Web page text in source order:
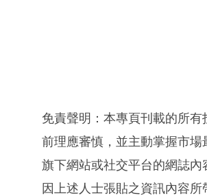
免責聲明：本專頁刊載的所
前理應審慎，並主動掌握市
旗下網站或社交平台的網誌
因上述人士張貼之資訊內容所